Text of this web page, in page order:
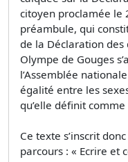
citoyen proclamée le
préambule, qui
de la Déclaration des
Olympe de Gouges
l’Assemblée
égalité entre les
qu’elle définit
Ce texte s’inscrit
parcours : « Ecrire et